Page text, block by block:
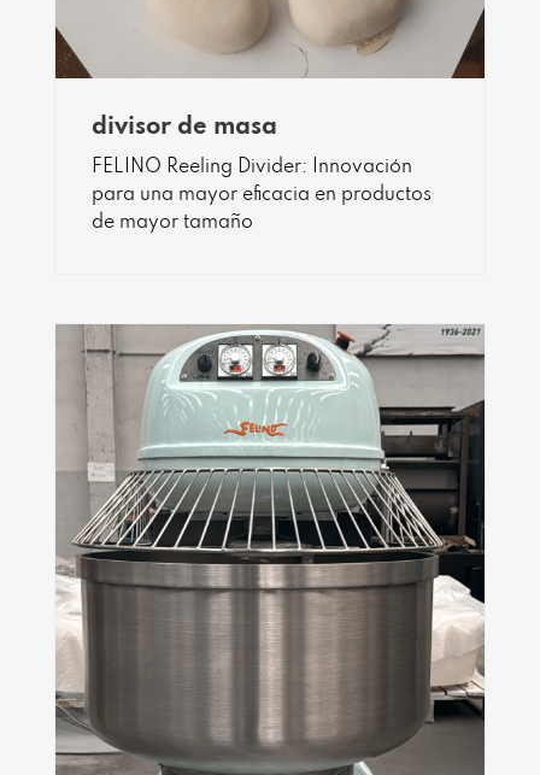
divisor de masa
FELINO Reeling Divider: Innovación
para una mayor eficacia en productos
de mayor tamaño